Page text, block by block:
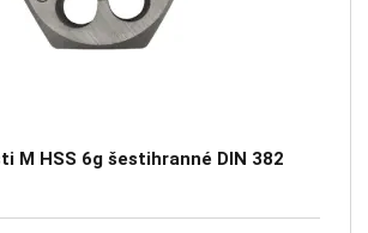
M HSS 6g šestihranné DIN 382